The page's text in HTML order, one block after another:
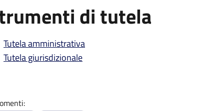
di tutela
Tutela amministrativa
Tutela giurisdizionale